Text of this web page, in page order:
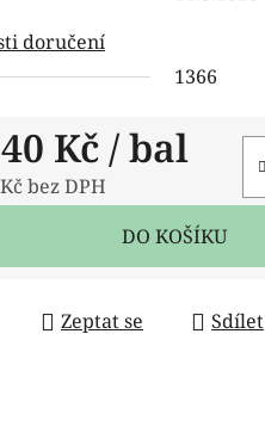
doručení
1366
Kč / bal
bez DPH
DO KOŠÍKU
Zeptat se Sdílet